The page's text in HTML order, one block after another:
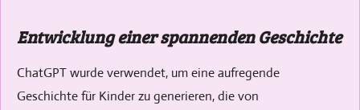
Entwicklung einer spannenden Geschichte
ChatGPT wurde verwendet, um eine aufregende
Geschichte für Kinder zu generieren, die von